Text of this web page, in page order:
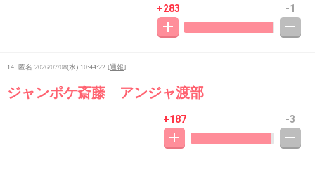
+283 -1
14. 匿名 2026/07/08(水) 10:44:22 [通報]
ジャンポケ斎藤 アンジャ渡部
+187 -3